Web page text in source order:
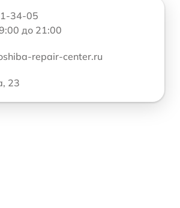
34-05
до 21:00
repair-center.ru
23